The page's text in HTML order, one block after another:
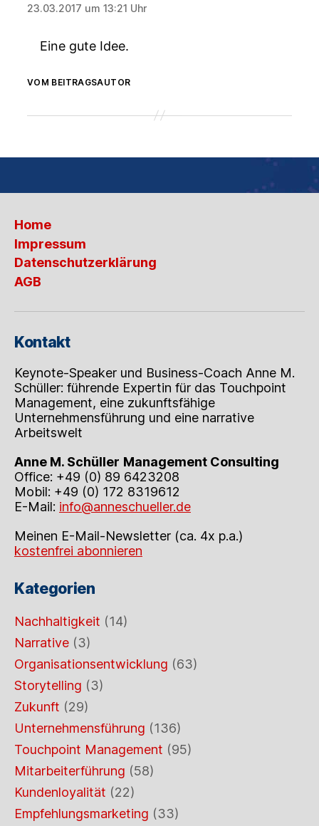
23.03.2017 um 13:21 Uhr
Eine gute Idee.
VOM BEITRAGSAUTOR
Home
Impressum
Datenschutzerklärung
AGB
Kontakt
Keynote-Speaker und Business-Coach Anne M.
Schüller: führende Expertin für das Touchpoint
Management, eine zukunftsfähige
Unternehmensführung und eine narrative
Arbeitswelt
Anne M. Schüller Management Consulting
Office: +49 (0) 89 6423208
Mobil: +49 (0) 172 8319612
E-Mail: info@anneschueller.de
Meinen E-Mail-Newsletter (ca. 4x p.a.)
kostenfrei abonnieren
Kategorien
Nachhaltigkeit (14)
Narrative (3)
Organisationsentwicklung (63)
Storytelling (3)
Zukunft (29)
Unternehmensführung (136)
Touchpoint Management (95)
Mitarbeiterführung (58)
Kundenloyalität (22)
Empfehlungsmarketing (33)